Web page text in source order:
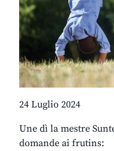
24 Luglio 2024
Une dì la mestre
domande ai frutins: